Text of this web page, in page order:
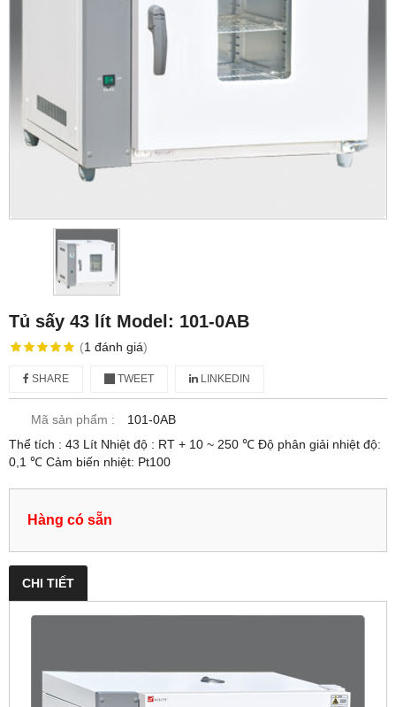
Tủ sấy 43 lít Model: 101-0AB
(1 đánh giá)
SHARE TWEET LINKEDIN
Mã sản phẩm :
101-0AB
Thể tích : 43 Lít Nhiệt độ : RT + 10 ~ 250 ℃ Độ phân giải nhiệt độ:
0,1 ℃ Cảm biến nhiệt: Pt100
Hàng có sẵn
CHI TIẾT